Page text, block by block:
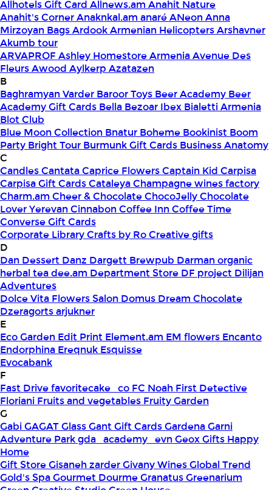
Allhotels Gift Card Allnews.am Anahit Nature
Anahit's CornerAnaknkal.am anaréANeonAnna
Mirzoyan BagsArdookArmenian HelicoptersArshavner
Akumb tour
ARVAPROF Ashley Homestore ArmeniaAvenue Des
FleursAwood Aylkerp Azatazen
B
Baghramyan Varder Baroor Toys Beer Academy Beer
Academy Gift Cards Bella Bezoar Ibex Bialetti Armenia
Blot Club
Blue Moon Collection Bnatur Boheme Bookinist Boom
Party Bright Tour Burmunk Gift Cards Business Anatomy
C
CandlesCantataCaprice FlowersCaptain Kid Carpisa
Carpisa Gift CardsCataleyaChampagne wines factory
Charm.am Cheer & ChocolateChocoJellyChocolate
Lover YerevanCinnabonCoffee InnCoffee Time
Converse Gift Cards
Corporate LibraryCrafts by RoCreative gifts
D
Dan Dessert Danz Dargett Brewpub Darman organic
herbal teadee.am Department Store DF project Dilijan
Adventures
Dolce Vita Flowers Salon Domus Dream Chocolate
Dzeragorts arjukner
E
Eco Garden Edit Print Element.am EM flowers Encanto
Endorphina Ereqnuk Esquisse
Evocabank
F
Fast Drivefavoritecake_co FC Noah First Detective
Floriani Fruits and vegetables Fruity Garden
G
GabiGAGAT GlassGant Gift CardsGardenaGarni
Adventure Parkgda_academy_evnGeoxGifts Happy
Home
Gift StoreGisaneh zarderGivany WinesGlobal Trend
Gold's SpaGourmet DourmeGranatusGreenarium